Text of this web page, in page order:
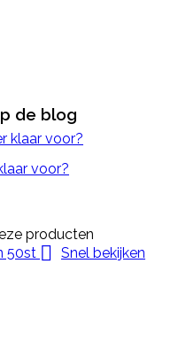
de blog
voor?
producten

Snel bekijken